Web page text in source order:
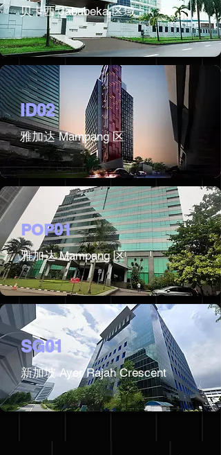
贝卡西 Jababeka 区域
ID02
雅加达 Mampang 区
POP01
雅加达 Mampang 区
SG01
新加坡 Ayer Rajah Crescent